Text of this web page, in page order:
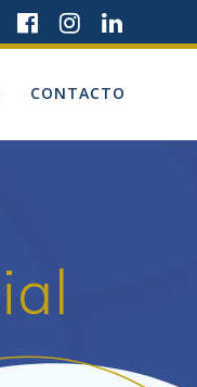
CONTACTO